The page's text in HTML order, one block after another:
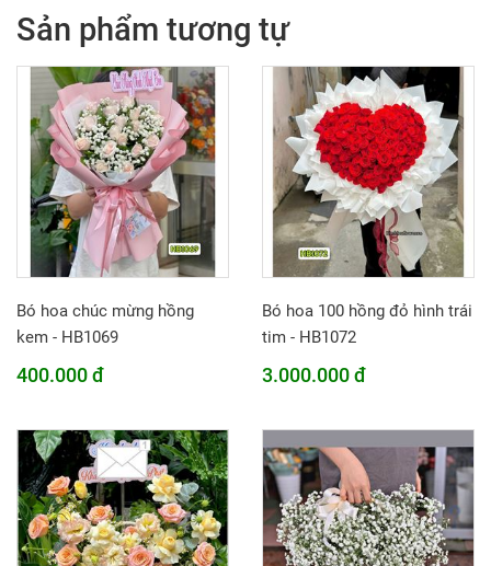
Sản phẩm tương tự
Bó hoa chúc mừng hồng
kem - HB1069
400.000 đ
Bó hoa 100 hồng đỏ hình trái
tim - HB1072
3.000.000 đ